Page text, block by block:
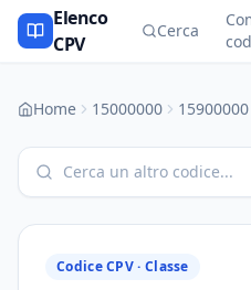
Elenco
CPV
Cerca
Home 15000000 15900000
Codice CPV · Classe